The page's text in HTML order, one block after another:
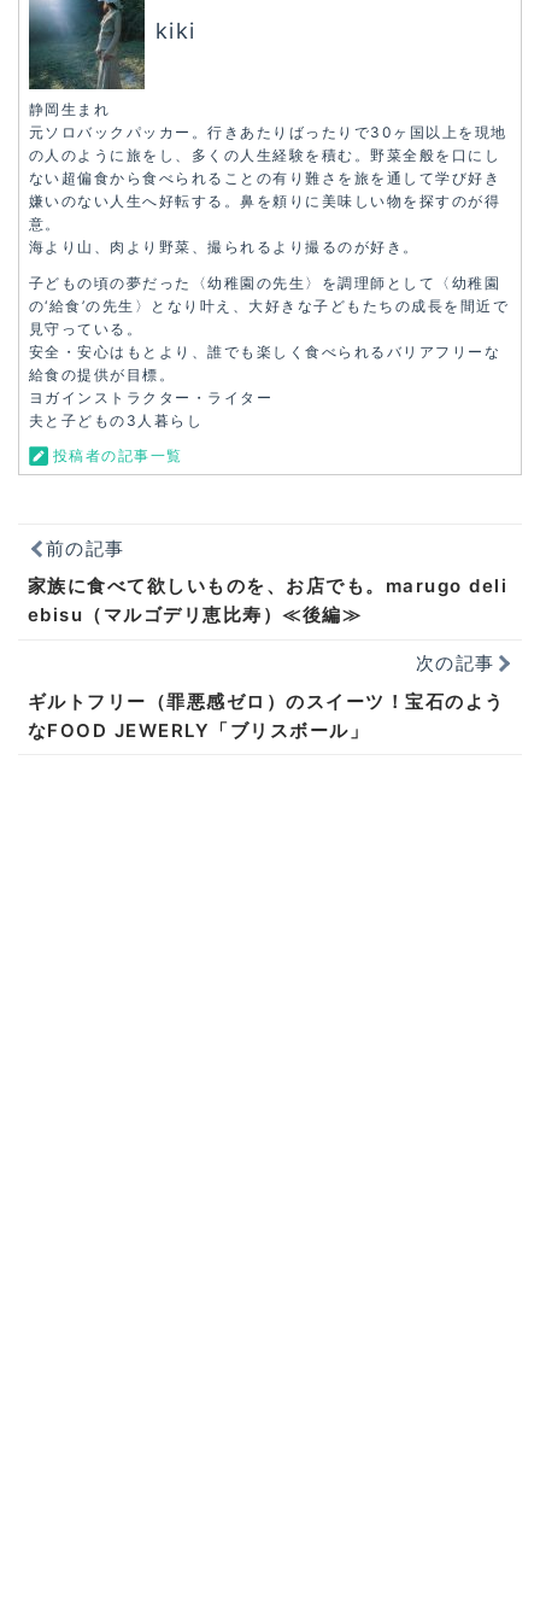
kiki
静岡生まれ
元ソロバックパッカー。行きあたりばったりで30ヶ国以上を現地
の人のように旅をし、多くの人生経験を積む。野菜全般を口にし
ない超偏食から食べられることの有り難さを旅を通して学び好き
嫌いのない人生へ好転する。鼻を頼りに美味しい物を探すのが得
意。
海より山、肉より野菜、撮られるより撮るのが好き。
子どもの頃の夢だった〈幼稚園の先生〉を調理師として〈幼稚園
の‘給食’の先生〉となり叶え、大好きな子どもたちの成長を間近で
見守っている。
安全・安心はもとより、誰でも楽しく食べられるバリアフリーな
給食の提供が目標。
ヨガインストラクター・ライター
夫と子どもの3人暮らし
投稿者の記事一覧
前の記事
家族に食べて欲しいものを、お店でも。marugo deli
ebisu（マルゴデリ恵比寿）≪後編≫
次の記事
ギルトフリー（罪悪感ゼロ）のスイーツ！宝石のよう
なFOOD JEWERLY「ブリスボール」